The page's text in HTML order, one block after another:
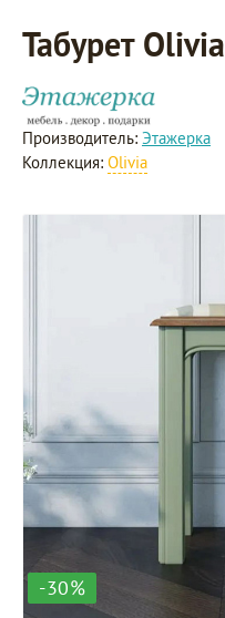
Табурет Olivia
Производитель: Этажерка
Коллекция: Olivia
-30%